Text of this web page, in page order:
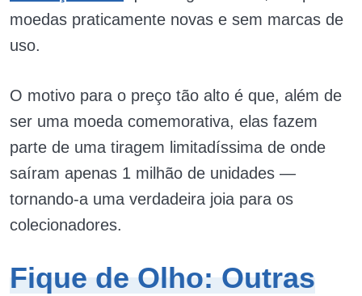
moedas praticamente novas e sem marcas de
uso.
O motivo para o preço tão alto é que, além de
ser uma moeda comemorativa, elas fazem
parte de uma tiragem limitadíssima de onde
saíram apenas 1 milhão de unidades —
tornando-a uma verdadeira joia para os
colecionadores.
Fique de Olho: Outras